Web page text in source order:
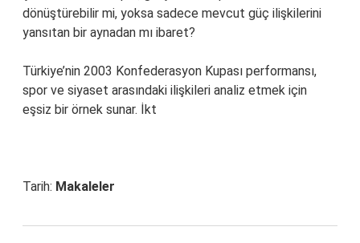
dönüştürebilir mi, yoksa sadece mevcut güç ilişkilerini
yansıtan bir aynadan mı ibaret?
Türkiye’nin 2003 Konfederasyon Kupası performansı,
spor ve siyaset arasındaki ilişkileri analiz etmek için
eşsiz bir örnek sunar. İkt
Tarih: Makaleler